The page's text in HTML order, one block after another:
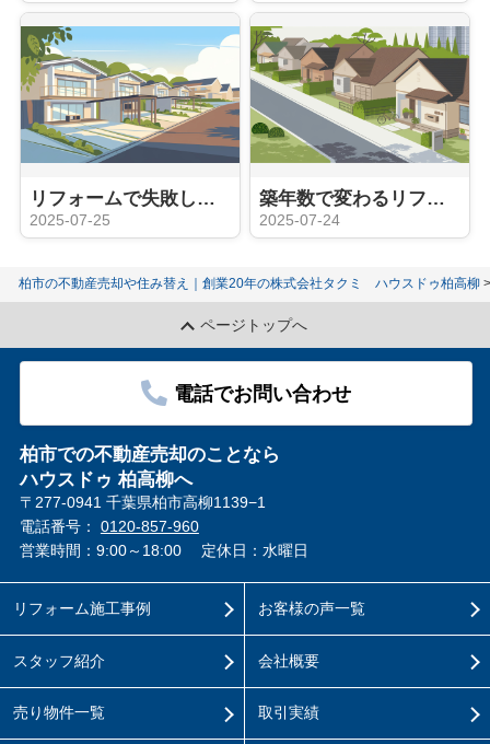
リフォームで失敗しないための事例紹介！後悔を防ぐ方法も解説
2025-07-25
築年数で変わるリフォームのタイミングは？目安や計画の立て方も紹介
2025-07-24
柏市の不動産売却や住み替え｜創業20年の株式会社タクミ ハウスドゥ柏高柳
ページトップへ
電話でお問い合わせ
柏市での不動産売却のことなら
ハウスドゥ 柏高柳へ
〒277-0941 千葉県柏市高柳1139−1
電話番号： 0120-857-960
営業時間：9:00～18:00
定休日：水曜日
リフォーム施工事例
スタッフ紹介
売り物件一覧
お客様の声一覧
会社概要
取引実績